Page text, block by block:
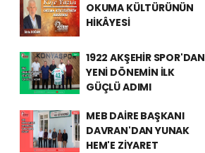
OKUMA KÜLTÜRÜNÜN
HİKÂYESİ
1922 AKŞEHİR SPOR'DAN
YENİ DÖNEMİN İLK
GÜÇLÜ ADIMI
MEB DAİRE BAŞKANI
DAVRAN'DAN YUNAK
HEM'E ZİYARET